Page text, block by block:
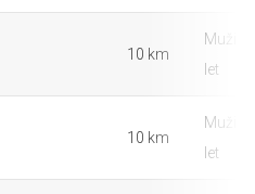
10 km
Muži
let
10 km
Muži
let